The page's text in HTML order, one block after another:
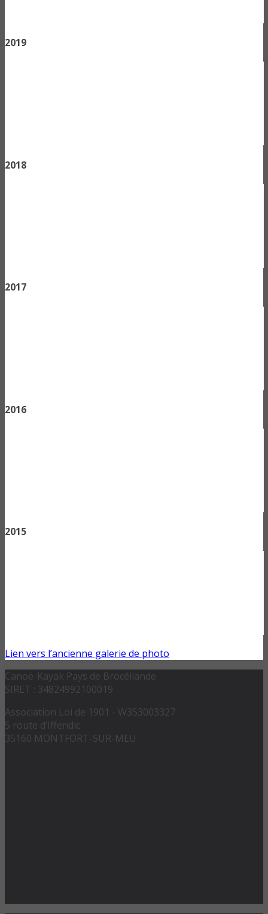
2019
2018
2017
2016
2015
Lien vers l’ancienne galerie de photo
Canoë-Kayak Pays de Brocéliande
SIRET : 34824992100019
Association Loi de 1901 - W353003327
5 route d’Iffendic
35160 MONTFORT-SUR-MEU